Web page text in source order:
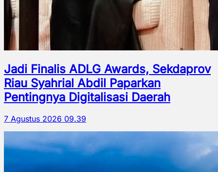
Jadi Finalis ADLG Awards, Sekdaprov
Riau Syahrial Abdil Paparkan
Pentingnya Digitalisasi Daerah
7 Agustus 2026 09.39